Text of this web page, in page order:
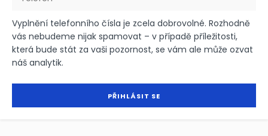
Vyplnění telefonního čísla je zcela dobrovolné. Rozhodně
vás nebudeme nijak spamovat – v případě příležitosti,
která bude stát za vaši pozornost, se vám ale může ozvat
náš analytik.